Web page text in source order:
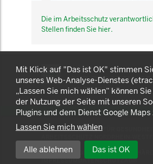
Die im Arbeitsschutz
Stellen finden Sie hier.
KOMNET
GUT BERATEN.
ARBEITEN.
© 2025 LANDESAMT FÜR
EINSTELLUNGEN ZUR PRIVATSPHÄRE
IMPRESSUMDATENSCHUTZAGB
Mit Klick auf "Das ist OK" stimmen
unseres Web-Analyse-Dienstes
„Lassen Sie mich wählen“ können
der Nutzung der Seite mit unseren
Plugins und dem Dienst Google
Lassen Sie mich wählen
Alle ablehnen Das ist OK